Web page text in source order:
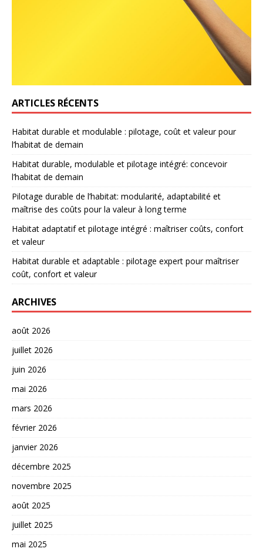
ARTICLES RÉCENTS
Habitat durable et modulable : pilotage, coût et valeur pour
l’habitat de demain
Habitat durable, modulable et pilotage intégré: concevoir
l’habitat de demain
Pilotage durable de l’habitat: modularité, adaptabilité et
maîtrise des coûts pour la valeur à long terme
Habitat adaptatif et pilotage intégré : maîtriser coûts, confort
et valeur
Habitat durable et adaptable : pilotage expert pour maîtriser
coût, confort et valeur
ARCHIVES
août 2026
juillet 2026
juin 2026
mai 2026
mars 2026
février 2026
janvier 2026
décembre 2025
novembre 2025
août 2025
juillet 2025
mai 2025